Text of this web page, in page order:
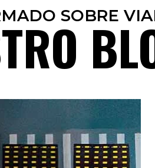
SOBRE